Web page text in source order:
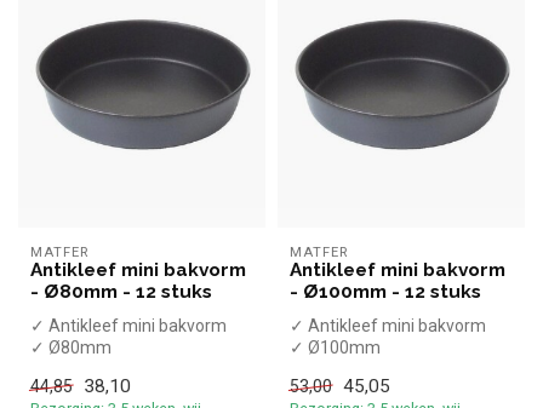
MATFER
Antikleef mini bakvorm
- Ø80mm - 12 stuks
✓ Antikleef mini bakvorm
✓ Ø80mm
44,85
38,10
MATFER
Antikleef mini bakvorm
- Ø100mm - 12 stuks
✓ Antikleef mini bakvorm
✓ Ø100mm
53,00 45,05